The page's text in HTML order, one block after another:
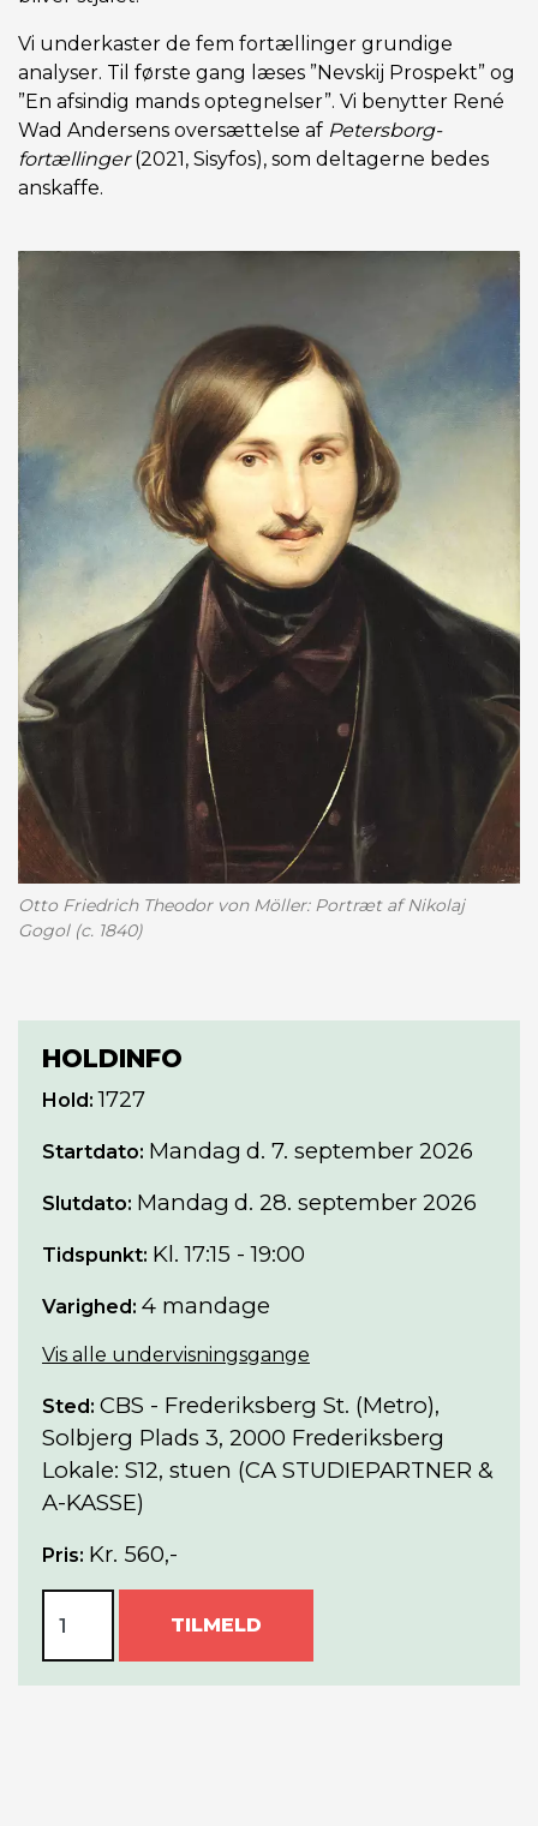
Vi underkaster de fem fortællinger grundige
analyser. Til første gang læses ”Nevskij Prospekt” og
”En afsindig mands optegnelser”. Vi benytter René
Wad Andersens oversættelse af Petersborg-
fortællinger(2021, Sisyfos), som deltagerne bedes
anskaffe.
Otto Friedrich Theodor von Möller: Portræt af Nikolaj
Gogol (c. 1840)
HOLDINFO
Hold: 1727
Startdato: Mandag d. 7. september 2026
Slutdato: Mandag d. 28. september 2026
Tidspunkt: Kl. 17:15 - 19:00
Varighed: 4 mandage
Vis alle undervisningsgange
Sted: CBS - Frederiksberg St. (Metro),
Solbjerg Plads 3, 2000 Frederiksberg
Lokale: S12, stuen (CA STUDIEPARTNER &
A-KASSE)
Pris: Kr. 560,-
TILMELD